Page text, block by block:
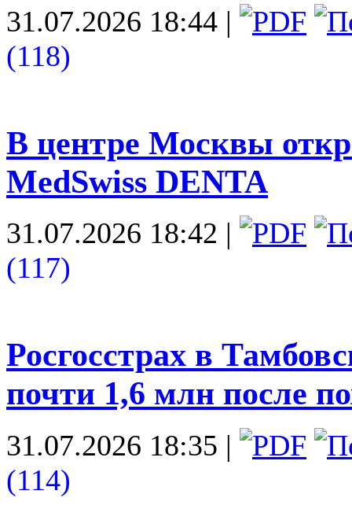
31.07.2026 18:44 |
(118)
В центре Москвы
MedSwiss DENTA
31.07.2026 18:42 |
(117)
Росгосстрах в
почти 1,6 млн после
31.07.2026 18:35 |
(114)